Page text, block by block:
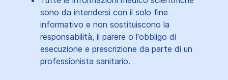
sono da intendersi con il solo fine
informativo e non sostituiscono la
responsabilità, il parere o l'obbligo di
esecuzione e prescrizione da parte di un
professionista sanitario.